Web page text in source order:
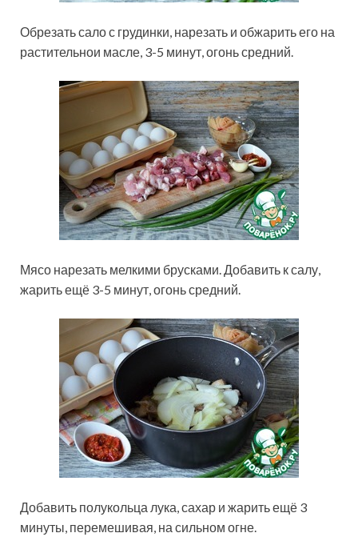
Обрезать сало с грудинки, нарезать и обжарить его на
растительнои масле, 3-5 минут, огонь средний.
Мясо нарезать мелкими брусками. Добавить к салу,
жарить ещё 3-5 минут, огонь средний.
Добавить полукольца лука, сахар и жарить ещё 3
минуты, перемешивая, на сильном огне.